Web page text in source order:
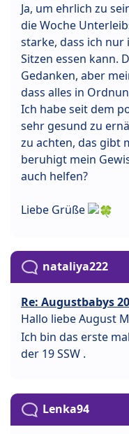
Ja, um ehrlich zu
die Woche
starke, dass ich
Sitzen essen kann.
Gedanken, aber
dass alles in
Ich habe seit dem
sehr gesund zu
zu achten, das gibt
beruhigt mein
auch helfen?
Liebe Grüße
nataliya222
Re: Augustbabys
Hallo liebe August
Ich bin das erste
der 19 SSW .
Lenka94